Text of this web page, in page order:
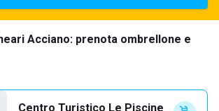
Acciano: prenota ombrellone e
Centro Turistico Le Piscine